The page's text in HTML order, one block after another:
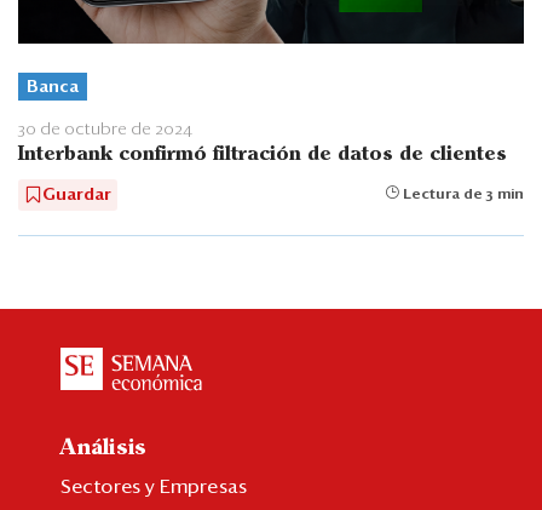
Banca
30 de octubre de 2024
Interbank confirmó filtración de datos de clientes
Guardar Lectura de 3 min
Análisis
Sectores y Empresas